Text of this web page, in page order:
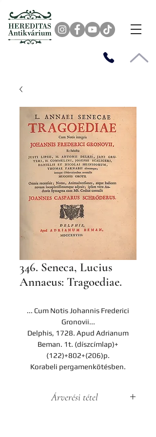
346. Seneca, Lucius
Annaeus: Tragoediae.
... Cum Notis Johannis Frederici
Gronovii...
Delphis, 1728. Apud Adrianum
Beman. 1t. (díszcímlap)+
(122)+802+(206)p.
Korabeli pergamenkötésben.
Árverési tétel